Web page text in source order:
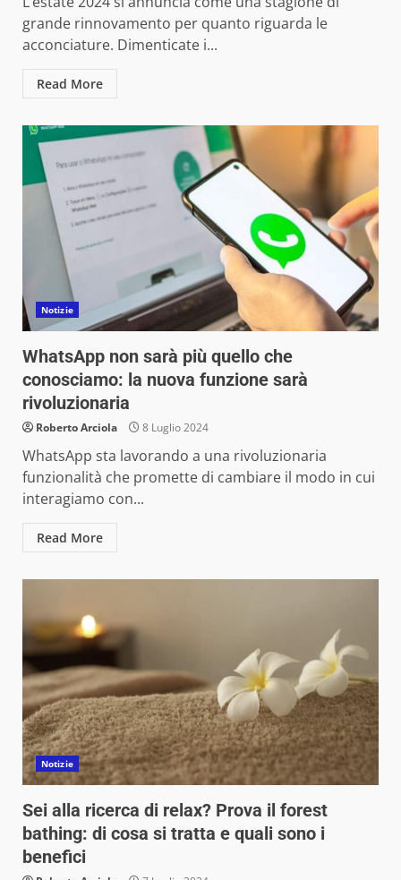
grande rinnovamento per quanto riguarda le
acconciature. Dimenticate i...
Read More
Notizie
WhatsApp non sarà più quello che
conosciamo: la nuova funzione sarà
rivoluzionaria
Roberto Arciola 8 Luglio 2024
WhatsApp sta lavorando a una rivoluzionaria
funzionalità che promette di cambiare il modo in cui
interagiamo con...
Read More
Notizie
Sei alla ricerca di relax? Prova il forest
bathing: di cosa si tratta e quali sono i
benefici